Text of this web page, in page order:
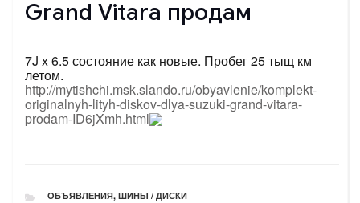
Grand Vitara продам
7J x 6.5 состояние как новые. Пробег 25 тыщ км
летом.
http://mytishchi.msk.slando.ru/obyavlenie/komplekt-
originalnyh-lityh-diskov-dlya-suzuki-grand-vitara-
prodam-ID6jXmh.html
РУБРИКИ
ОБЪЯВЛЕНИЯ, ШИНЫ / ДИСКИ